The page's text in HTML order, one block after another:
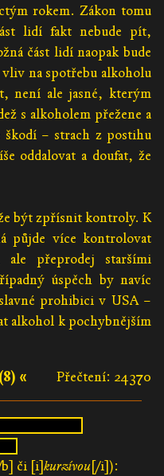
rokem. Zákon tomu
lidí fakt nebude pít,
část lidí naopak bude
na spotřebu alkoholu
není ale jasné, kterým
s alkoholem přežene a
škodí – strach z postihu
oddalovat a doufat, že
být zpřísnit kontroly. K
půjde více kontrolovat
ale přeprodej staršími
úspěch by navíc
prohibici v USA –
alkohol k pochybnějším
Přečtení: 24370
«
či [i]kurzívou[/i]):